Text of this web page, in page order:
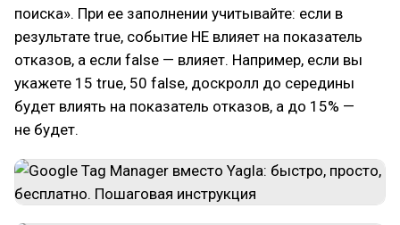
поиска». При ее заполнении учитывайте: если в
результате true, событие НЕ влияет на показатель
отказов, а если false — влияет. Например, если вы
укажете 15 true, 50 false, доскролл до середины
будет влиять на показатель отказов, а до 15% —
не будет.